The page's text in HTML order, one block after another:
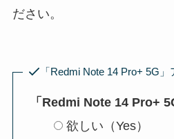
ださい。
「Redmi Note 14 Pro+ 5G」
「Redmi Note 14 Pro+
欲しい（Yes）